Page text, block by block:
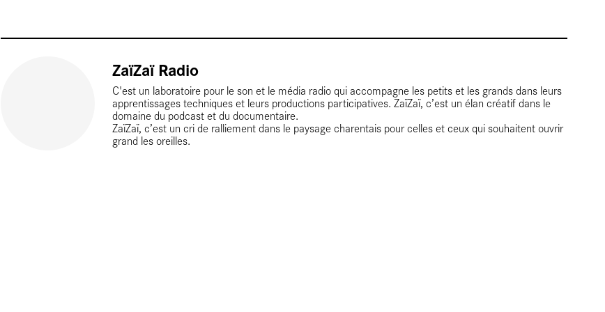
ZaïZaï Radio
C'est un laboratoire pour le son et le média radio qui accompagne les petits et les grands dans leurs
apprentissages techniques et leurs productions participatives. ZaïZaï, c’est un élan créatif dans le
domaine du podcast et du documentaire.
ZaïZaï, c’est un cri de ralliement dans le paysage charentais pour celles et ceux qui souhaitent ouvrir
grand les oreilles.